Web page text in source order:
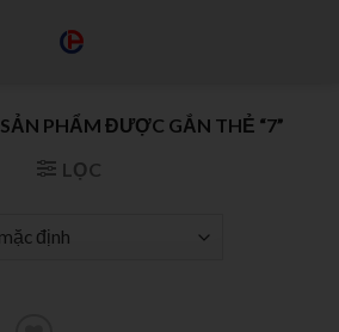
SẢN PHẨM ĐƯỢC GẮN THẺ “7”
LỌC